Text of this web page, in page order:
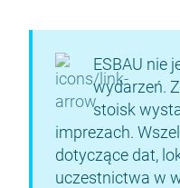
ESBAU nie
wydarzeń.
stoisk
imprezach.
dotyczące dat,
uczestnictwa w